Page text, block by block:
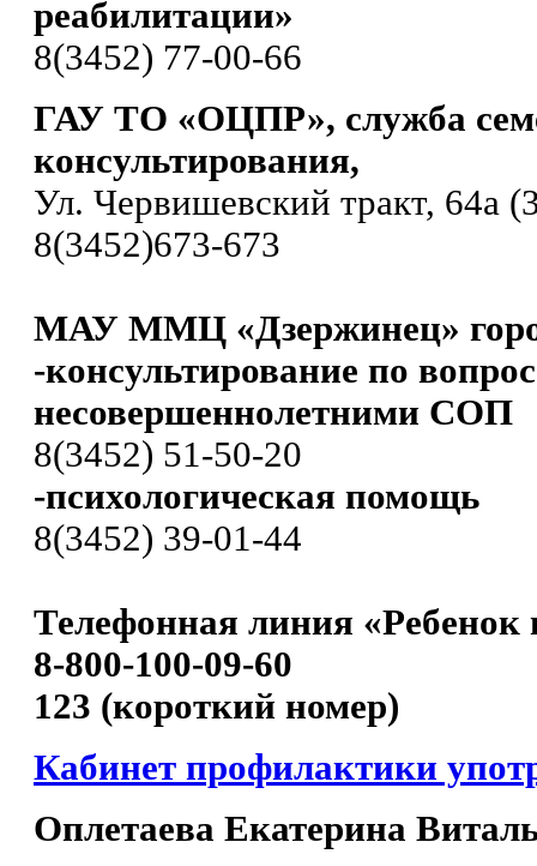
реабилитации»
8(3452) 77-00-66
ГАУ ТО «ОЦПР», служба
консультирования,
Ул. Червишевский тракт, 64а
8(3452)673-673
МАУ ММЦ «Дзержинец»
-консультирование по
несовершеннолетними СОП
8(3452) 51-50-20
-психологическая помощь
8(3452) 39-01-44
Телефонная линия «Ребенок
8-800-100-09-60
123 (короткий номер)
Кабинет профилактики
Оплетаева Екатерина